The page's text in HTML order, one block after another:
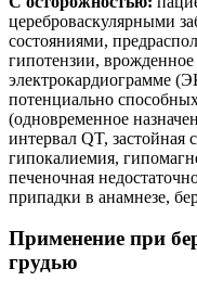
цереброваскулярными
состояниями,
гипотензии,
электрокардиограмме
потенциально
(одновременное
интервал QT, застойная
гипокалиемия,
печеночная
припадки в анамнезе,
Применение при
грудью